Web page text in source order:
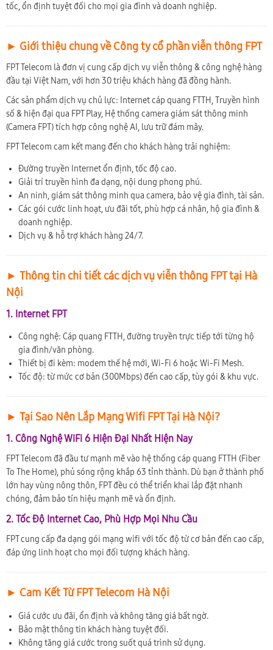
tốc, ổn định tuyệt đối cho mọi gia đình và doanh nghiệp.
► Giới thiệu chung về Công ty cổ phần viễn thông FPT
FPT Telecom là đơn vị cung cấp dịch vụ viễn thông & công nghệ hàng
đầu tại Việt Nam, với hơn 30 triệu khách hàng đã đồng hành.
Các sản phẩm dịch vụ chủ lực: Internet cáp quang FTTH, Truyền hình
số & hiện đại qua FPT Play, Hệ thống camera giám sát thông minh
(Camera FPT) tích hợp công nghệ AI, lưu trữ đám mây.
FPT Telecom cam kết mang đến cho khách hàng trải nghiệm:
Đường truyền Internet ổn định, tốc độ cao.
Giải trí truyền hình đa dạng, nội dung phong phú.
An ninh, giám sát thông minh qua camera, bảo vệ gia đình, tài sản.
Các gói cước linh hoạt, ưu đãi tốt, phù hợp cá nhân, hộ gia đình &
doanh nghiệp.
Dịch vụ & hỗ trợ khách hàng 24/7.
► Thông tin chi tiết các dịch vụ viễn thông FPT tại Hà
Nội
1. Internet FPT
Công nghệ: Cáp quang FTTH, đường truyền trực tiếp tới từng hộ
gia đình/văn phòng.
Thiết bị đi kèm: modem thế hệ mới, Wi-Fi 6 hoặc Wi-Fi Mesh.
Tốc độ: từ mức cơ bản (300Mbps) đến cao cấp, tùy gói & khu vực.
► Tại Sao Nên Lắp Mạng Wifi FPT Tại Hà Nội?
1. Công Nghệ WiFi 6 Hiện Đại Nhất Hiện Nay
FPT Telecom đã đầu tư mạnh mẽ vào hệ thống cáp quang FTTH (Fiber
To The Home), phủ sóng rộng khắp 63 tỉnh thành. Dù bạn ở thành phố
lớn hay vùng nông thôn, FPT đều có thể triển khai lắp đặt nhanh
chóng, đảm bảo tín hiệu mạnh mẽ và ổn định.
2. Tốc Độ Internet Cao, Phù Hợp Mọi Nhu Cầu
FPT cung cấp đa dạng gói mạng wifi với tốc độ từ cơ bản đến cao cấp,
đáp ứng linh hoạt cho mọi đối tượng khách hàng.
► Cam Kết Từ FPT Telecom Hà Nội
Giá cước ưu đãi, ổn định và không tăng giá bất ngờ.
Bảo mật thông tin khách hàng tuyệt đối.
Không tăng giá cước trong suốt quá trình sử dụng.